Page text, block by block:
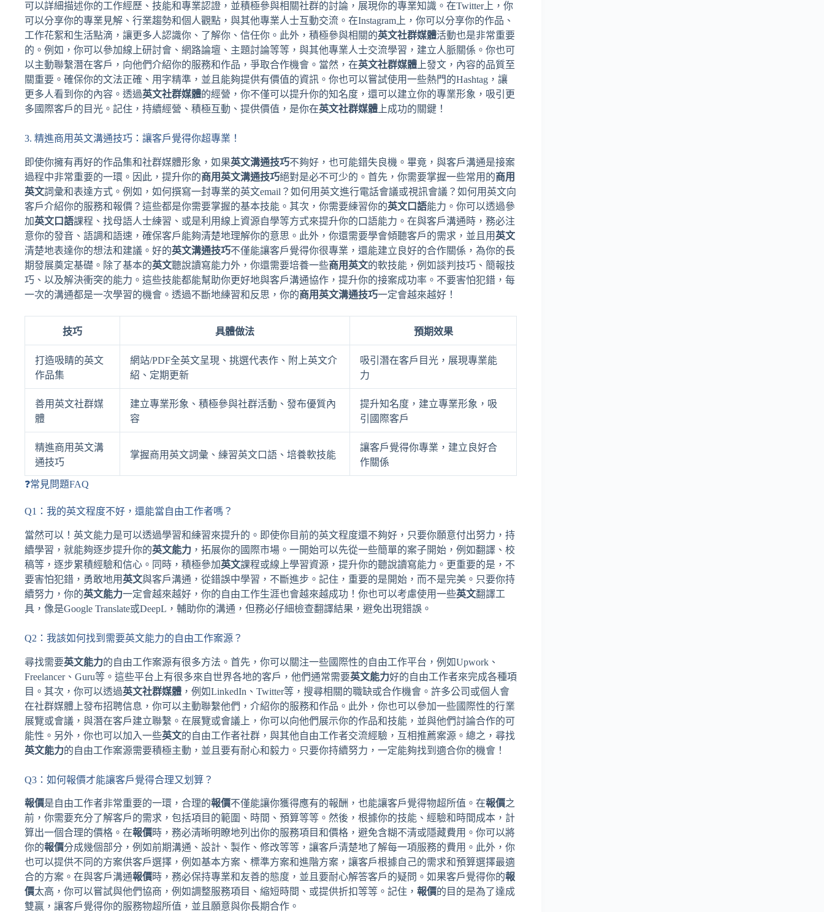
可以詳細描述你的工作經歷、技能和專業認證，並積極參與相關社群的討論，展現你的專業知識。在Twitter上，你
可以分享你的專業見解、行業趨勢和個人觀點，與其他專業人士互動交流。在Instagram上，你可以分享你的作品、
工作花絮和生活點滴，讓更多人認識你、了解你、信任你。此外，積極參與相關的英文社群媒體活動也是非常重要
的。例如，你可以參加線上研討會、網路論壇、主題討論等等，與其他專業人士交流學習，建立人脈關係。你也可
以主動聯繫潛在客戶，向他們介紹你的服務和作品，爭取合作機會。當然，在英文社群媒體上發文，內容的品質至
關重要。確保你的文法正確、用字精準，並且能夠提供有價值的資訊。你也可以嘗試使用一些熱門的Hashtag，讓
更多人看到你的內容。透過英文社群媒體的經營，你不僅可以提升你的知名度，還可以建立你的專業形象，吸引更
多國際客戶的目光。記住，持續經營、積極互動、提供價值，是你在英文社群媒體上成功的關鍵！
3. 精進商用英文溝通技巧：讓客戶覺得你超專業！
即使你擁有再好的作品集和社群媒體形象，如果英文溝通技巧不夠好，也可能錯失良機。畢竟，與客戶溝通是接案
過程中非常重要的一環。因此，提升你的商用英文溝通技巧絕對是必不可少的。首先，你需要掌握一些常用的商用
英文詞彙和表達方式。例如，如何撰寫一封專業的英文email？如何用英文進行電話會議或視訊會議？如何用英文向
客戶介紹你的服務和報價？這些都是你需要掌握的基本技能。其次，你需要練習你的英文口語能力。你可以透過參
加英文口語課程、找母語人士練習、或是利用線上資源自學等方式來提升你的口語能力。在與客戶溝通時，務必注
意你的發音、語調和語速，確保客戶能夠清楚地理解你的意思。此外，你還需要學會傾聽客戶的需求，並且用英文
清楚地表達你的想法和建議。好的英文溝通技巧不僅能讓客戶覺得你很專業，還能建立良好的合作關係，為你的長
期發展奠定基礎。除了基本的英文聽說讀寫能力外，你還需要培養一些商用英文的軟技能，例如談判技巧、簡報技
巧、以及解決衝突的能力。這些技能都能幫助你更好地與客戶溝通協作，提升你的接案成功率。不要害怕犯錯，每
一次的溝通都是一次學習的機會。透過不斷地練習和反思，你的商用英文溝通技巧一定會越來越好！
技巧 具體做法 預期效果
打造吸睛的英文
作品集
網站/PDF全英文呈現、挑選代表作、附上英文介
紹、定期更新
吸引潛在客戶目光，展現專業能
力
善用英文社群媒
體
建立專業形象、積極參與社群活動、發布優質內
容
提升知名度，建立專業形象，吸
引國際客戶
精進商用英文溝
通技巧
掌握商用英文詞彙、練習英文口語、培養軟技能
讓客戶覺得你專業，建立良好合
作關係
❓常見問題FAQ
Q1：我的英文程度不好，還能當自由工作者嗎？
當然可以！英文能力是可以透過學習和練習來提升的。即使你目前的英文程度還不夠好，只要你願意付出努力，持
續學習，就能夠逐步提升你的英文能力 ，拓展你的國際市場。一開始可以先從一些簡單的案子開始，例如翻譯、校
稿等，逐步累積經驗和信心。同時，積極參加英文課程或線上學習資源，提升你的聽說讀寫能力。更重要的是，不
要害怕犯錯，勇敢地用英文與客戶溝通，從錯誤中學習，不斷進步。記住，重要的是開始，而不是完美。只要你持
續努力，你的英文能力一定會越來越好，你的自由工作生涯也會越來越成功！你也可以考慮使用一些英文翻譯工
具，像是Google Translate或DeepL，輔助你的溝通，但務必仔細檢查翻譯結果，避免出現錯誤。
Q2：我該如何找到需要英文能力的自由工作案源？
尋找需要英文能力的自由工作案源有很多方法。首先，你可以關注一些國際性的自由工作平台，例如Upwork、
Freelancer、Guru等。這些平台上有很多來自世界各地的客戶，他們通常需要英文能力好的自由工作者來完成各種項
目。其次，你可以透過英文社群媒體 ，例如LinkedIn、Twitter等，搜尋相關的職缺或合作機會。許多公司或個人會
在社群媒體上發布招聘信息，你可以主動聯繫他們，介紹你的服務和作品。此外，你也可以參加一些國際性的行業
展覽或會議，與潛在客戶建立聯繫。在展覽或會議上，你可以向他們展示你的作品和技能，並與他們討論合作的可
能性。另外，你也可以加入一些英文的自由工作者社群，與其他自由工作者交流經驗，互相推薦案源。總之，尋找
英文能力的自由工作案源需要積極主動，並且要有耐心和毅力。只要你持續努力，一定能夠找到適合你的機會！
Q3：如何報價才能讓客戶覺得合理又划算？
報價是自由工作者非常重要的一環，合理的報價不僅能讓你獲得應有的報酬，也能讓客戶覺得物超所值。在報價之
前，你需要充分了解客戶的需求，包括項目的範圍、時間、預算等等。然後，根據你的技能、經驗和時間成本，計
算出一個合理的價格。在報價時，務必清晰明瞭地列出你的服務項目和價格，避免含糊不清或隱藏費用。你可以將
你的報價分成幾個部分，例如前期溝通、設計、製作、修改等等，讓客戶清楚地了解每一項服務的費用。此外，你
也可以提供不同的方案供客戶選擇，例如基本方案、標準方案和進階方案，讓客戶根據自己的需求和預算選擇最適
合的方案。在與客戶溝通報價時，務必保持專業和友善的態度，並且要耐心解答客戶的疑問。如果客戶覺得你的報
價太高，你可以嘗試與他們協商，例如調整服務項目、縮短時間、或提供折扣等等。記住， 報價的目的是為了達成
雙贏，讓客戶覺得你的服務物超所值，並且願意與你長期合作。